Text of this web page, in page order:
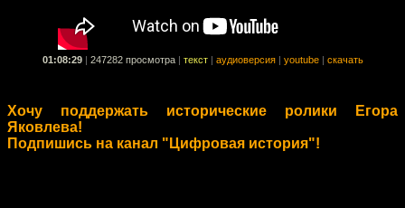
01:08:29 247282 просмотра текст аудиоверсия youtube скачать
Хочу поддержать исторические ролики Егора
Яковлева!
Подпишись на канал "Цифровая история"!